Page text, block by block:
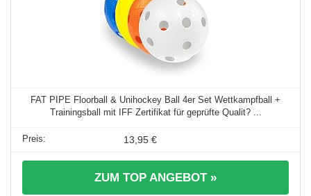
FAT PIPE Floorball & Unihockey Ball 4er Set Wettkampfball +
Trainingsball mit IFF Zertifikat für geprüfte Qualit? ...
13,95 €
ZUM TOP ANGEBOT »